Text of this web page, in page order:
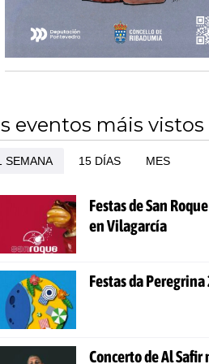
eventos máis vistos
SEMANA 15 DÍAS MES
Festas de San
en Vilagarcía
Festas da Peregrina
Concerto de Al Safir